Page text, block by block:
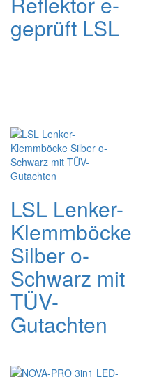
geprüft LSL
LSL Lenker-
Klemmböcke
Silber o-
Schwarz mit
TÜV-
Gutachten